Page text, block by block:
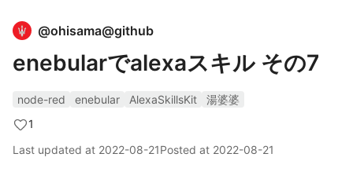
@ohisama@github
enebularでalexaスキル その7
node-red enebular AlexaSkillsKit
湯婆婆
1
Last updated at 2022-08-21Posted at 2022-08-21